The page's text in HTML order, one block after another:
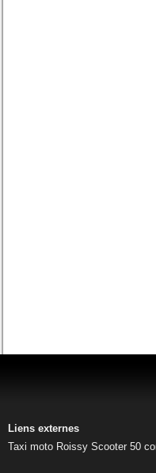
Liens externes
Taxi moto Roissy Scooter 50